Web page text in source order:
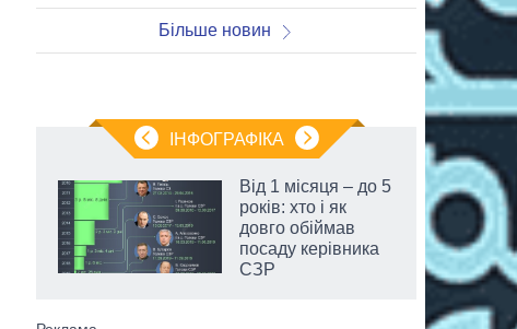
Більше новин
ІНФОГРАФІКА
Від 1 місяця – до 5
років: хто і як
довго обіймав
посаду керівника
СЗР